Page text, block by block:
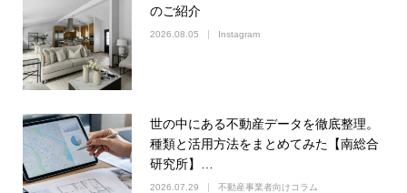
のご紹介
2026.08.05 Instagram
世の中にある不動産データを徹底整理。
種類と活用方法をまとめてみた【南総合
研究所】…
2026.07.29 不動産事業者向けコラム